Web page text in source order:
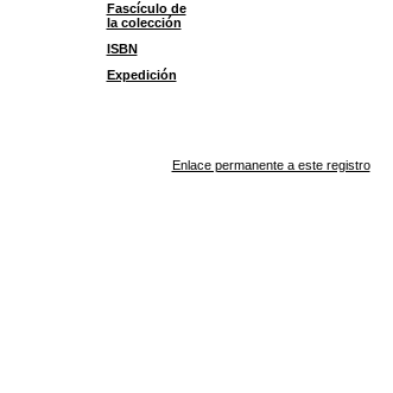
Fascículo de
la colección
ISBN
Expedición
Enlace permanente a este registro